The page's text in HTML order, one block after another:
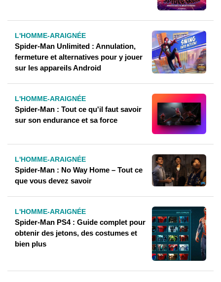
L'HOMME-ARAIGNÉE
Spider-Man Unlimited : Annulation,
fermeture et alternatives pour y jouer
sur les appareils Android
L'HOMME-ARAIGNÉE
Spider-Man : Tout ce qu'il faut savoir
sur son endurance et sa force
L'HOMME-ARAIGNÉE
Spider-Man : No Way Home – Tout ce
que vous devez savoir
L'HOMME-ARAIGNÉE
Spider-Man PS4 : Guide complet pour
obtenir des jetons, des costumes et
bien plus